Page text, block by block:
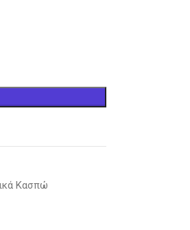
Κασπώ